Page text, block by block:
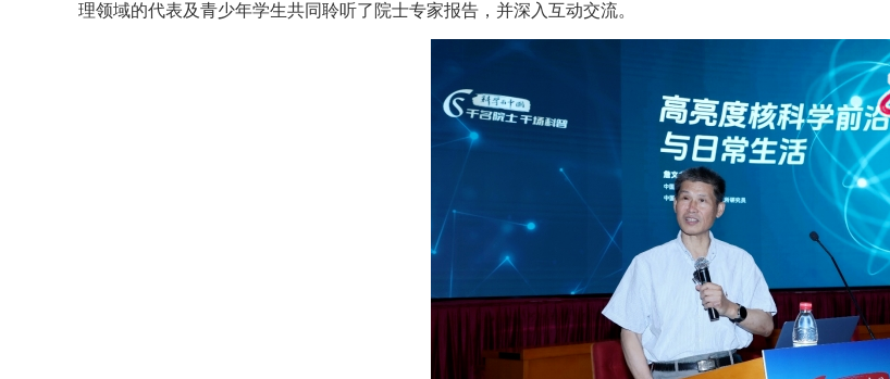
理领域的代表及青少年学生共同聆听了院士专家报告，并深入互动交流。